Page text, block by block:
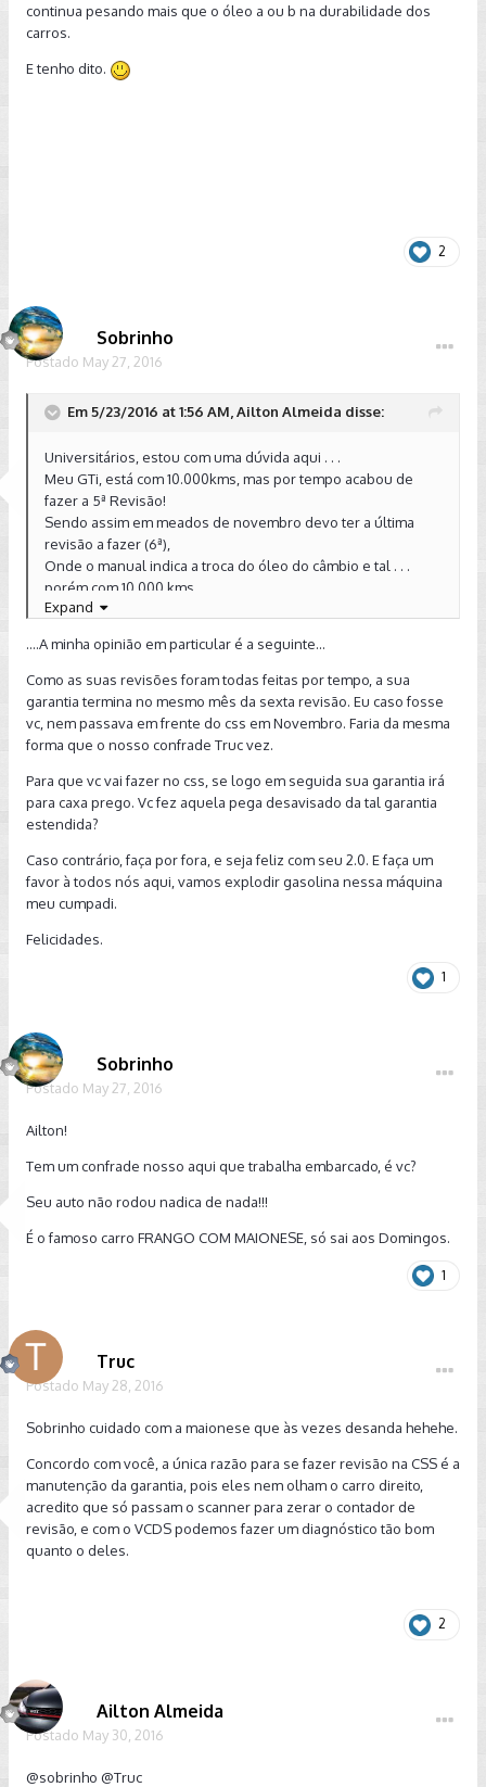
continua pesando mais que o óleo a ou b na durabilidade dos
carros.
E tenho dito.
2
Sobrinho
Postado May 27, 2016
Em 5/23/2016 at 1:56 AM, Ailton Almeida disse:
Universitários, estou com uma dúvida aqui . . .
Meu GTi, está com 10.000kms, mas por tempo acabou de
fazer a 5ª Revisão!
Sendo assim em meados de novembro devo ter a última
revisão a fazer (6ª),
Onde o manual indica a troca do óleo do câmbio e tal . . .
porém com 10.000 kms . . .
Será que devo deixar mesmo executar essa troca?
Amanhã saio de madruga, flwww
Expand
....A minha opinião em particular é a seguinte...
Como as suas revisões foram todas feitas por tempo, a sua
garantia termina no mesmo mês da sexta revisão. Eu caso fosse
vc, nem passava em frente do css em Novembro. Faria da mesma
forma que o nosso confrade Truc vez.
Para que vc vai fazer no css, se logo em seguida sua garantia irá
para caxa prego. Vc fez aquela pega desavisado da tal garantia
estendida?
Caso contrário, faça por fora, e seja feliz com seu 2.0. E faça um
favor à todos nós aqui, vamos explodir gasolina nessa máquina
meu cumpadi.
Felicidades.
1
Sobrinho
Postado May 27, 2016
Ailton!
Tem um confrade nosso aqui que trabalha embarcado, é vc?
Seu auto não rodou nadica de nada!!!
É o famoso carro FRANGO COM MAIONESE, só sai aos Domingos.
1
Truc
Postado May 28, 2016
Sobrinho cuidado com a maionese que às vezes desanda hehehe.
Concordo com você, a única razão para se fazer revisão na CSS é a
manutenção da garantia, pois eles nem olham o carro direito,
acredito que só passam o scanner para zerar o contador de
revisão, e com o VCDS podemos fazer um diagnóstico tão bom
quanto o deles.
2
Ailton Almeida
Postado May 30, 2016
@sobrinho @Truc